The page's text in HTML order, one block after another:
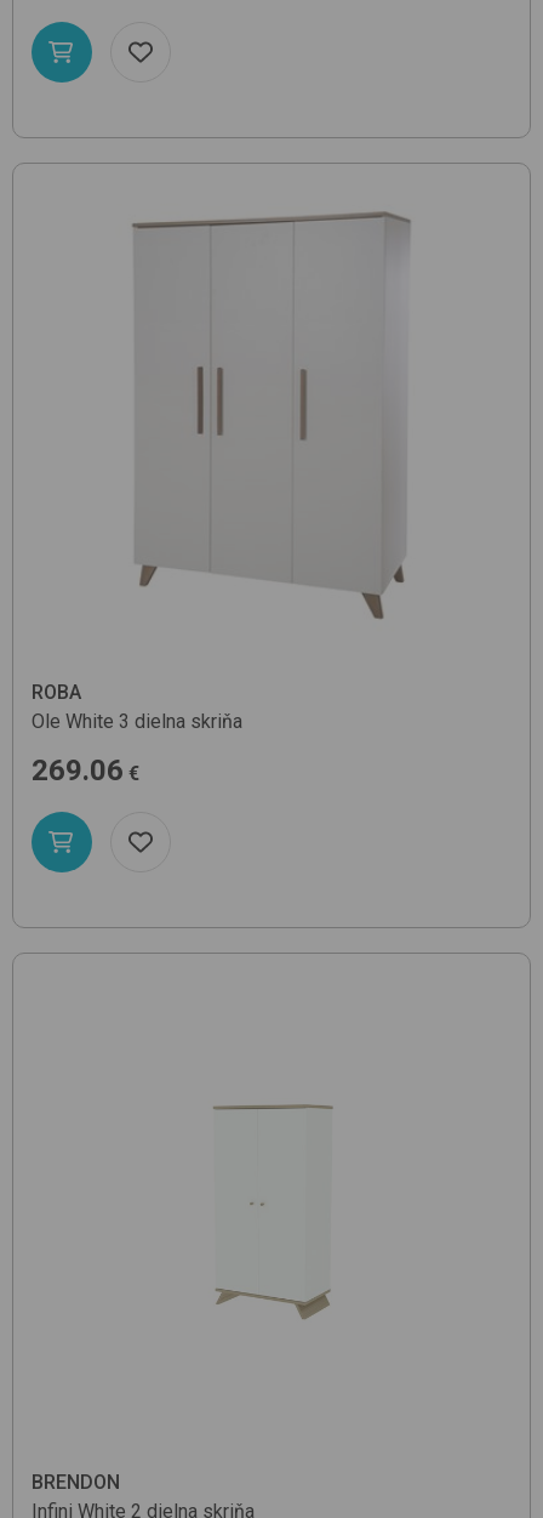
ROBA
Ole White 3 dielna skriňa
269.06 €
BRENDON
Infini White 2 dielna skriňa